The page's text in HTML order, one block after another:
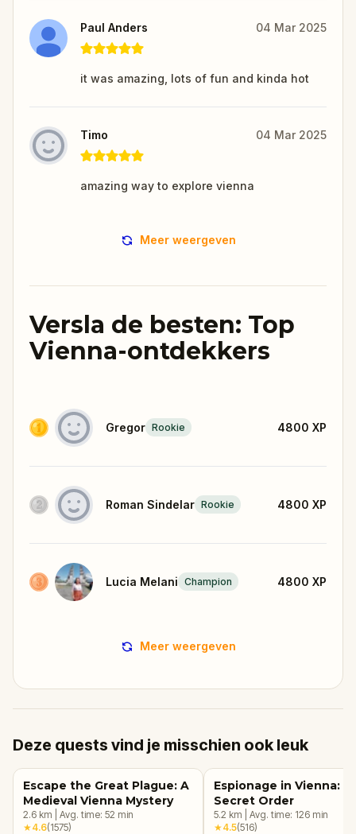
Paul Anders 04 Mar 2025
it was amazing, lots of fun and kinda hot
Timo 04 Mar 2025
amazing way to explore vienna
Meer weergeven
Versla de besten: Top
Vienna-ontdekkers
Gregor Rookie 4800 XP
Roman Sindelar Rookie 4800 XP
Lucia Melani Champion 4800 XP
Meer weergeven
Deze quests vind je misschien ook leuk
Escape the Great Plague: A
Medieval Vienna Mystery
2.6 km Avg. time: 52 min
★4.6(1575)
Espionage in Vienna:
Secret Order
5.2 km Avg. time: 126 min
★4.5(516)